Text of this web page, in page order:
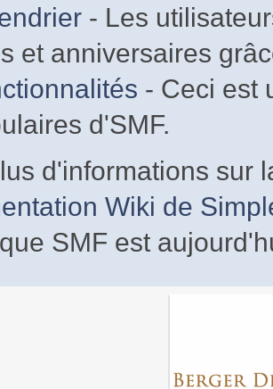
- Les
et anniversaires
- Ceci est
d'SMF.
d'informations sur
Wiki de
SMF est